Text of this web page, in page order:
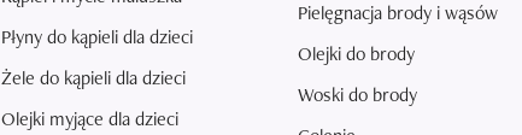
Płyny do kąpieli dla dzieci
Żele do kąpieli dla dzieci
Olejki myjące dla dzieci
Pielęgnacja brody i wąsów
Olejki do brody
Woski do brody